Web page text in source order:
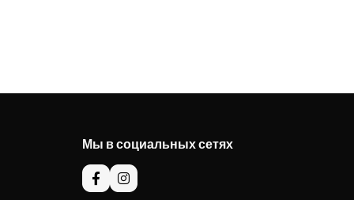
Мы в социальных сетях